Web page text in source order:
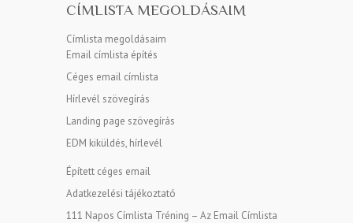
CÍMLISTA MEGOLDÁSAIM
Címlista megoldásaim
Email címlista építés
Céges email címlista
Hírlevél szövegírás
Landing page szövegírás
EDM kiküldés, hírlevél
Épített céges email
Adatkezelési tájékoztató
111 Napos Címlista Tréning – Az Email Címlista